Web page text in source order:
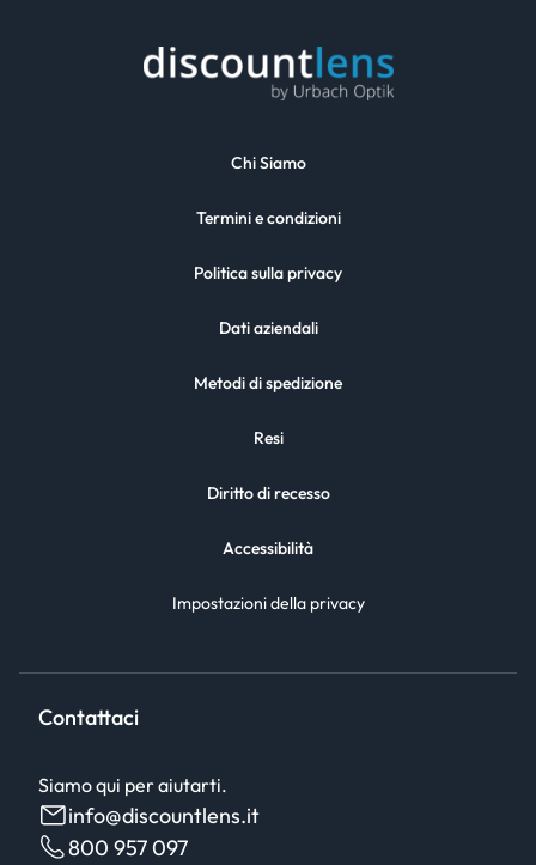
Chi Siamo
Termini e condizioni
Politica sulla privacy
Dati aziendali
Metodi di spedizione
Resi
Diritto di recesso
Accessibilità
Impostazioni della privacy
Contattaci
Siamo qui per aiutarti.
info@discountlens.it
800 957 097